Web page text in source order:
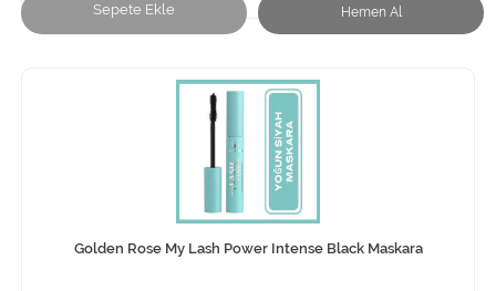
Sepete Ekle Hemen Al
Golden Rose My Lash Power Intense Black Maskara